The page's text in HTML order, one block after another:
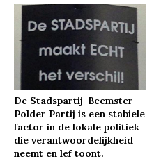
De Stadspartij-Beemster
Polder Partij is een stabiele
factor in de lokale politiek
die verantwoordelijkheid
neemt en lef toont.